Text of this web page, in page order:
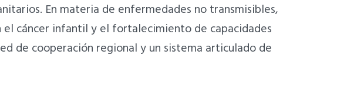
En materia de enfermedades no transmisibles,
el cáncer infantil y el fortalecimiento de capacidades
de cooperación regional y un sistema articulado de